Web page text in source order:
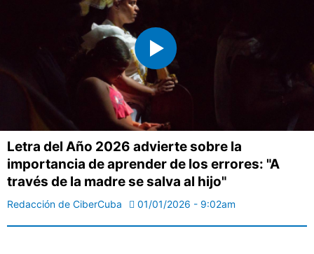
Letra del Año 2026 advierte sobre la
importancia de aprender de los errores: "A
través de la madre se salva al hijo"
Redacción de CiberCuba 01/01/2026 - 9:02am